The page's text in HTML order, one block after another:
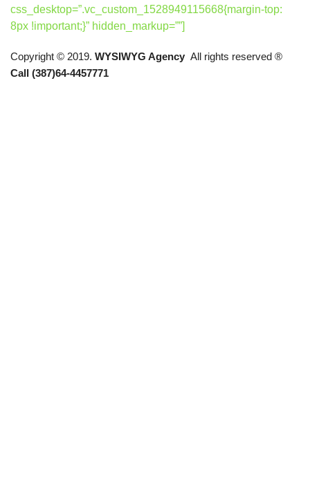
css_desktop=”.vc_custom_1528949115668{margin-top:
8px !important;}” hidden_markup=””]
Copyright © 2019. WYSIWYG Agency All rights reserved ®
Call (387)64-4457771